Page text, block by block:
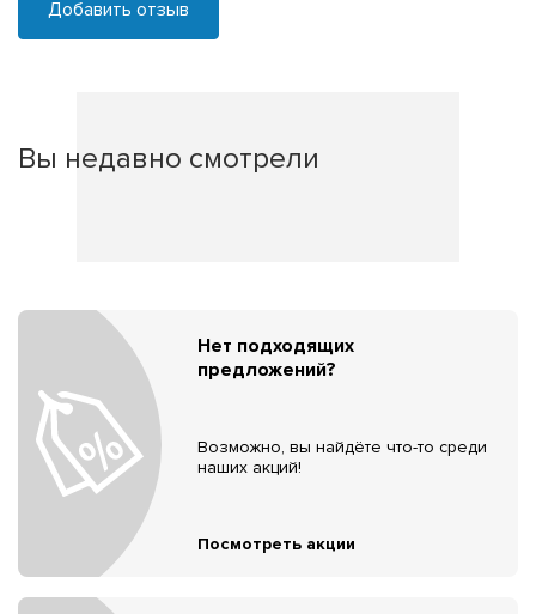
Добавить отзыв
Вы недавно смотрели
Нет подходящих
предложений?
Возможно, вы найдёте что-то среди
наших акций!
Посмотреть акции